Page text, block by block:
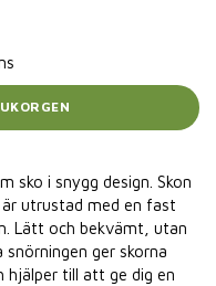
sko i snygg design. Skon
utrustad med en fast
Lätt och bekvämt, utan
ger skorna
hjälper till att ge dig en